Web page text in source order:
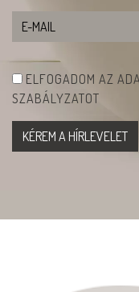
ELFOGADOM AZ
SZABÁLYZATOT